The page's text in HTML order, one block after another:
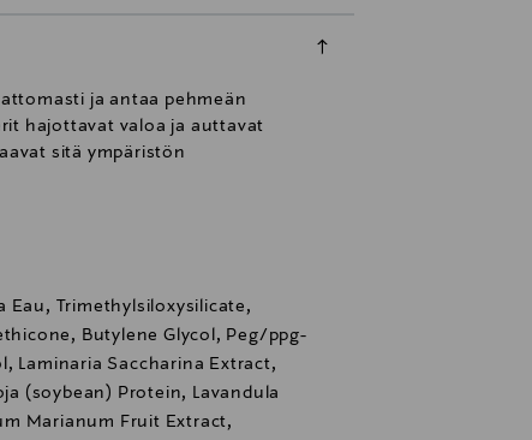
ja antaa pehmeän
hajottavat valoa ja auttavat
sitä ympäristön
Eau, Trimethylsiloxysilicate,
Butylene Glycol, Peg/ppg-
Laminaria Saccharina Extract,
(soybean) Protein, Lavandula
Marianum Fruit Extract,